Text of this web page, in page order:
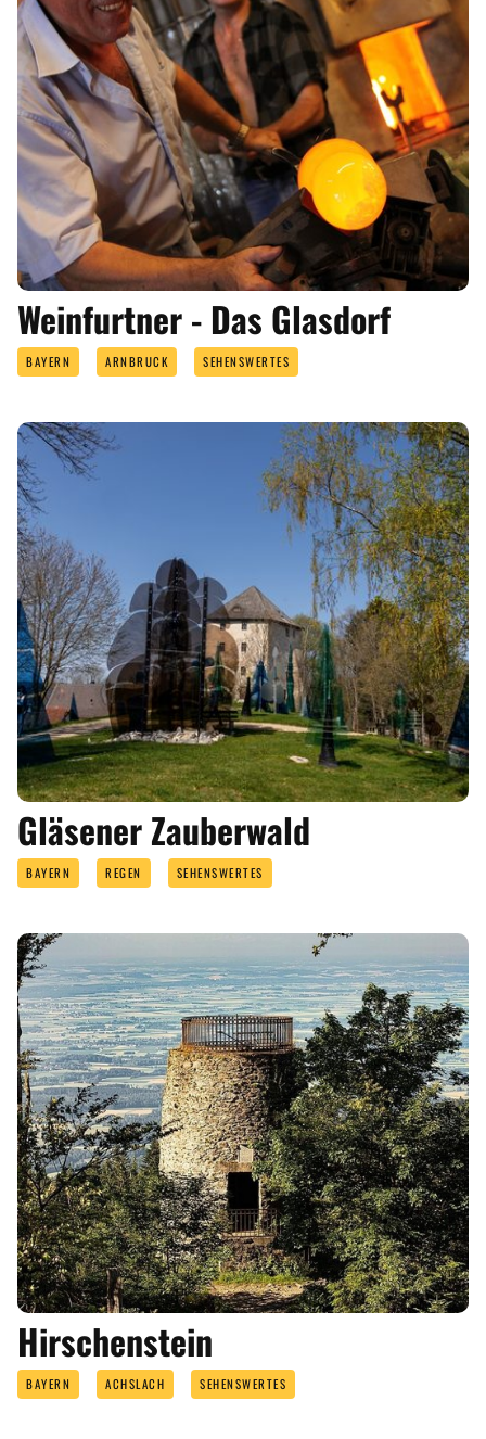
Weinfurtner - Das Glasdorf
BAYERN ARNBRUCK SEHENSWERTES
Gläsener Zauberwald
BAYERN REGEN SEHENSWERTES
Hirschenstein
BAYERN ACHSLACH SEHENSWERTES